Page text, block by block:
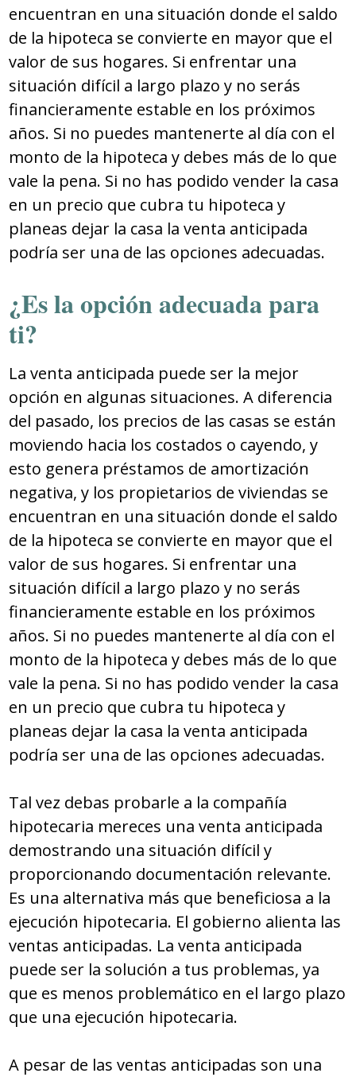
encuentran en una situación donde el saldo
de la hipoteca se convierte en mayor que el
valor de sus hogares. Si enfrentar una
situación difícil a largo plazo y no serás
financieramente estable en los próximos
años. Si no puedes mantenerte al día con el
monto de la hipoteca y debes más de lo que
vale la pena. Si no has podido vender la casa
en un precio que cubra tu hipoteca y
planeas dejar la casa la venta anticipada
podría ser una de las opciones adecuadas.
¿Es la opción adecuada para
ti?
La venta anticipada puede ser la mejor
opción en algunas situaciones. A diferencia
del pasado, los precios de las casas se están
moviendo hacia los costados o cayendo, y
esto genera préstamos de amortización
negativa, y los propietarios de viviendas se
encuentran en una situación donde el saldo
de la hipoteca se convierte en mayor que el
valor de sus hogares. Si enfrentar una
situación difícil a largo plazo y no serás
financieramente estable en los próximos
años. Si no puedes mantenerte al día con el
monto de la hipoteca y debes más de lo que
vale la pena. Si no has podido vender la casa
en un precio que cubra tu hipoteca y
planeas dejar la casa la venta anticipada
podría ser una de las opciones adecuadas.
Tal vez debas probarle a la compañía
hipotecaria mereces una venta anticipada
demostrando una situación difícil y
proporcionando documentación relevante.
Es una alternativa más que beneficiosa a la
ejecución hipotecaria. El gobierno alienta las
ventas anticipadas. La venta anticipada
puede ser la solución a tus problemas, ya
que es menos problemático en el largo plazo
que una ejecución hipotecaria.
A pesar de las ventas anticipadas son una